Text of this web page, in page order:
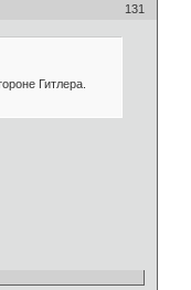
131
Гитлера.